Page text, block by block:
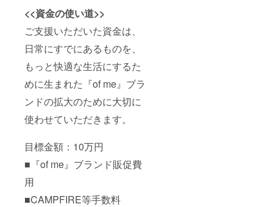
<<資金の使い道>>
ご支援いただいた資金は、
日常にすでにあるものを、
もっと快適な生活にするた
めに生まれた『of me』ブラ
ンドの拡大のために大切に
使わせていただきます。
目標金額：10万円
■『of me』ブランド販促費
用
■CAMPFIRE等手数料